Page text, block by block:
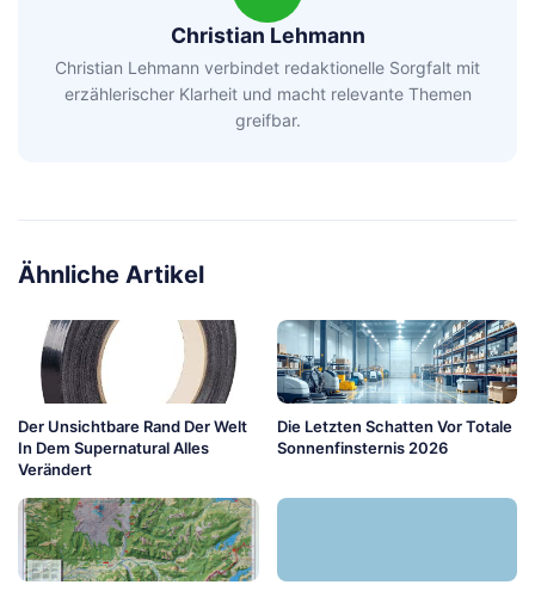
Christian Lehmann
Christian Lehmann verbindet redaktionelle Sorgfalt mit
erzählerischer Klarheit und macht relevante Themen
greifbar.
Ähnliche Artikel
Der Unsichtbare Rand Der Welt
In Dem Supernatural Alles
Verändert
Die Letzten Schatten Vor Totale
Sonnenfinsternis 2026